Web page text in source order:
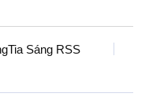
Tia Sáng RSS